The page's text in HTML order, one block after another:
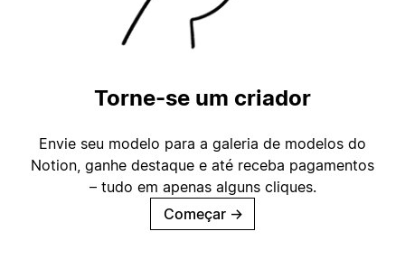
Torne-se um criador
Envie seu modelo para a galeria de modelos do
Notion, ganhe destaque e até receba pagamentos
– tudo em apenas alguns cliques.
Começar →